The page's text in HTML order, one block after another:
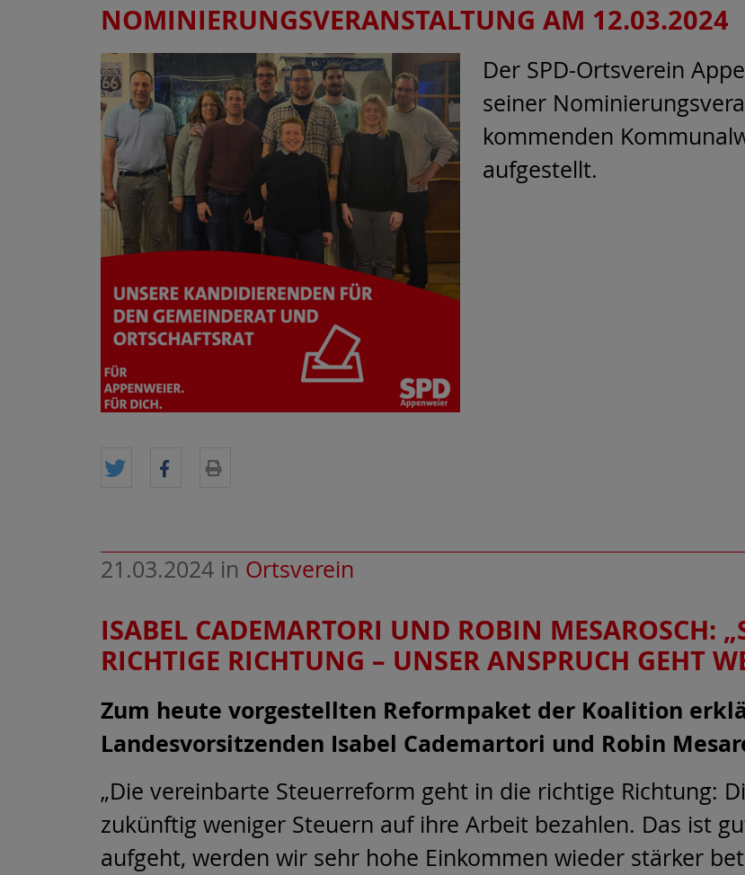
NOMINIERUNGSVERANSTALTUNG AM 12.03.2024
Der SPD-Ortsverein
seiner
kommenden
aufgestellt.
21.03.2024 in Ortsverein
ISABEL CADEMARTORI UND ROBIN MESAROSCH:
RICHTIGE RICHTUNG – UNSER ANSPRUCH GEHT
Zum heute vorgestellten Reformpaket der Koalition
Landesvorsitzenden Isabel Cademartori und Robin
„Die vereinbarte Steuerreform geht in die richtige Richtung:
zukünftig weniger Steuern auf ihre Arbeit bezahlen. Das ist
aufgeht, werden wir sehr hohe Einkommen wieder stärker